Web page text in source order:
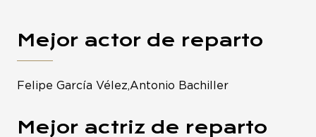
Mejor actor de reparto
Felipe García Vélez,Antonio Bachiller
Mejor actriz de reparto